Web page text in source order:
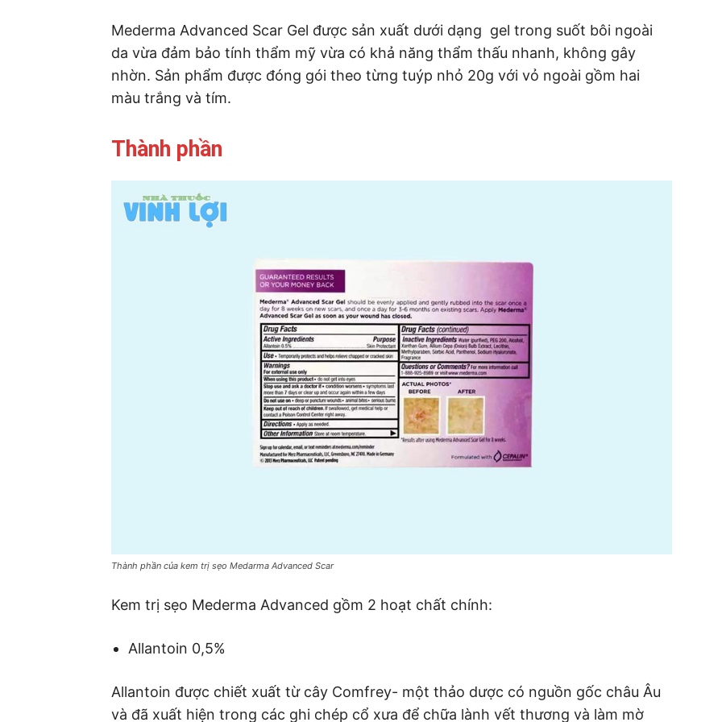
Mederma Advanced Scar Gel được sản xuất dưới dạng gel trong suốt bôi ngoài
da vừa đảm bảo tính thẩm mỹ vừa có khả năng thẩm thấu nhanh, không gây
nhờn. Sản phẩm được đóng gói theo từng tuýp nhỏ 20g với vỏ ngoài gồm hai
màu trắng và tím.
Thành phần
Thành phần của kem trị sẹo Medarma Advanced Scar
Kem trị sẹo Mederma Advanced gồm 2 hoạt chất chính:
Allantoin 0,5%
Allantoin được chiết xuất từ cây Comfrey- một thảo dược có nguồn gốc châu Âu
và đã xuất hiện trong các ghi chép cổ xưa để chữa lành vết thương và làm mờ